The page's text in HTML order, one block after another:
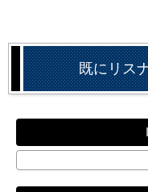
既にリス